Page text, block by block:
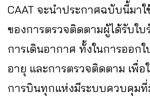
CAAT จะนำประกาศฉบับนี้มา
ของการตรวจติดตามผู้ได้รับใบ
การเดินอากาศ ทั้งในการออก
อายุ และการตรวจติดตาม เพื่อ
การบินทุกแห่งมีระบบควบคุม